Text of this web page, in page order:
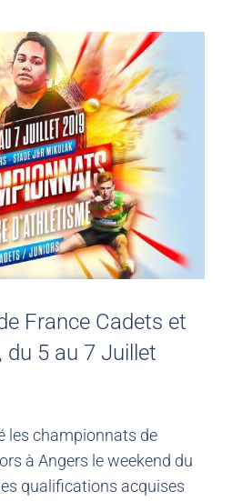
France Cadets et
du 5 au 7 Juillet
les championnats de
à Angers le weekend du
qualifications acquises